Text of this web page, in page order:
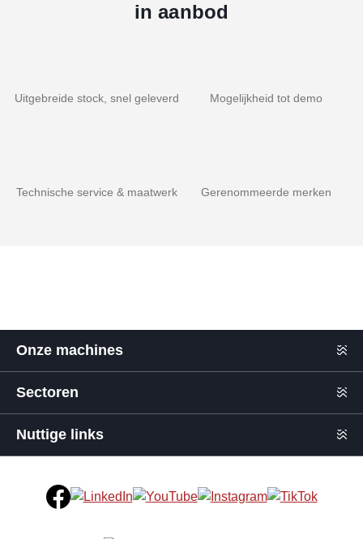
in aanbod
Uitgebreide stock, snel geleverd Mogelijkheid tot demo
Technische service & maatwerk Gerenommeerde merken
Onze machines
Sectoren
Nuttige links